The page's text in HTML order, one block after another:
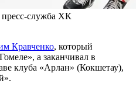
служба ХК
Кравченко, который
а заканчивал в
клуба «Арлан» (Кокшетау),